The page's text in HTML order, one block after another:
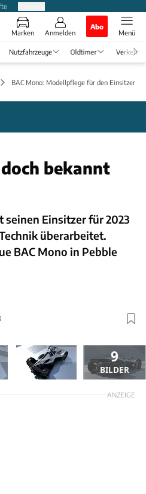
Marken Anmelden
Abo
Menü
Nutzfahrzeuge Oldtimer Verkehr
BAC Mono: Modellpflege für den Einsitzer
bekannt
Einsitzer für 2023
überarbeitet.
BAC Mono in Pebble
9
BILDER
ANZEIGE